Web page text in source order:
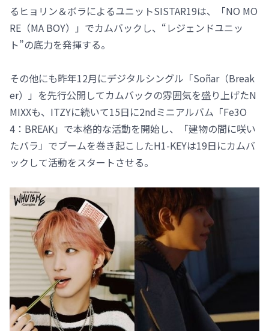
るヒョリン＆ボラによるユニットSISTAR19は、「NO MO
RE（MA BOY）」でカムバックし、“レジェンドユニッ
ト”の底力を発揮する。
その他にも昨年12月にデジタルシングル「Soñar（Break
er）」を先行公開してカムバックの雰囲気を盛り上げたN
MIXXも、ITZYに続いて15日に2ndミニアルバム「Fe3O
4：BREAK」で本格的な活動を開始し、「建物の間に咲い
たバラ」でブームを巻き起こしたH1-KEYは19日にカムバ
ックして活動をスタートさせる。